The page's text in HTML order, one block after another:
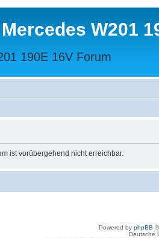
Mercedes W201
190E 16V Forum
ist vorübergehend nicht erreichbar.
Powered by phpBB
Deutsche